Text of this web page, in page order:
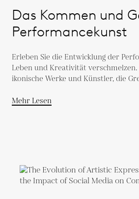
Das Kommen und
Performancekunst
Erleben Sie die Entwicklung der
Leben und Kreativität verschmelzen.
ikonische Werke und Künstler, die
Mehr Lesen